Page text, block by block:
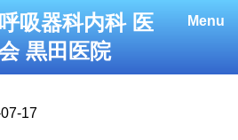
Menu
吸器科内科 医
黒田医院
17